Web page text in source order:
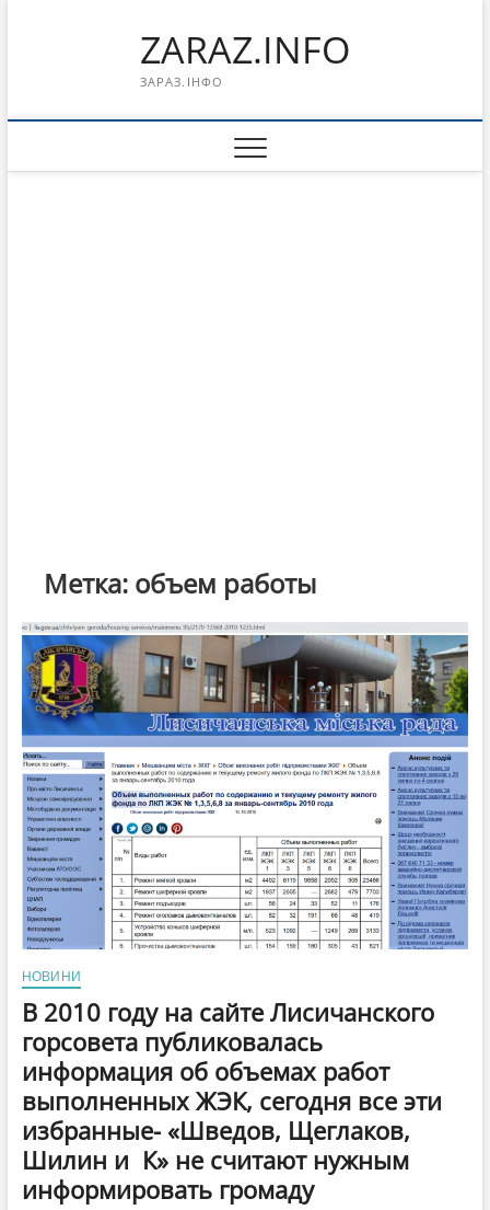
ZARAZ.INFO
ЗАРАЗ.ІНФО
Метка: объем работы
НОВИНИ
В 2010 году на сайте Лисичанского
горсовета публиковалась
информация об объемах работ
выполненных ЖЭК, сегодня все эти
избранные- «Шведов, Щеглаков,
Шилин и К» не считают нужным
информировать громаду